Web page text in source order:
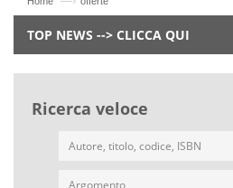
TOP NEWS --> CLICCA QUI
Ricerca veloce